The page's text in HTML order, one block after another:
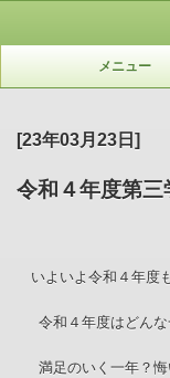
メニュー
[23年03月23日]
令和４年度第
いよいよ令和４年度
令和４年度はどんな
満足のいく一年？